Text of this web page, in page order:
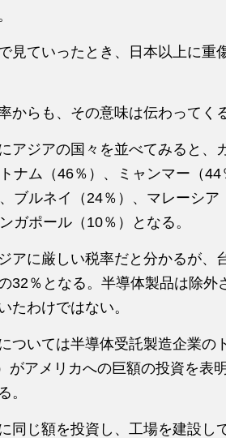
見ていったとき、日本以上に重
からも、その意味は伝わってくる
アジアの国々を並べてみると、
トナム（46％）、ミャンマー（
ブルネイ（24％）、マレーシア
ガポール（10％）となる。
アに厳しい税率だと分かるが、
32％となる。半導体製品は除外
たわけではない。
ついては半導体受託製造企業の
がアメリカへの巨額の投資を表
。
同じ額を投資し、工場を建設し